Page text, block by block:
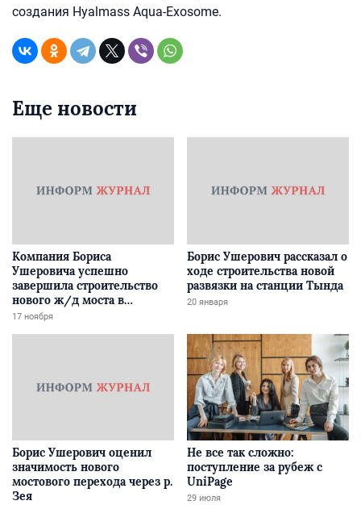
создания Hyalmass Aqua-Exosome.
Еще новости
Компания Бориса
Ушеровича успешно
завершила строительство
нового ж/д моста в
Забайкалье
17 ноября
Борис Ушерович рассказал о
ходе строительства новой
развязки на станции Тында
20 января
Борис Ушерович оценил
значимость нового
мостового перехода через р.
Зея
Не все так сложно:
поступление за рубеж с
UniPage
29 июля